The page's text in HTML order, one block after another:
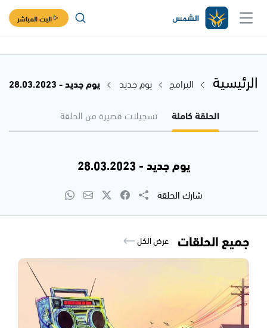
البث المباشر
الرئيسية البرامج يوم جديد
يوم جديد - 28.03.2023
الحلقة كاملة
تسجيلات قصيرة من الحلقة
يوم جديد - 28.03.2023
شارك الحلقة
جميع الحلقات عرض الكل